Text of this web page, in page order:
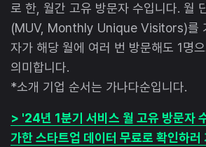
로 한, 월간 고유 방문자 수입니다. 월
(MUV, Monthly Unique Visitors)를
자가 해당 월에 여러 번 방문해도 1명
의미합니다.
*소개 기업 순서는 가나다순입니다.
> '24년 1분기 서비스 월 고유 방문자
가한 스타트업 데이터 무료로 확인하러